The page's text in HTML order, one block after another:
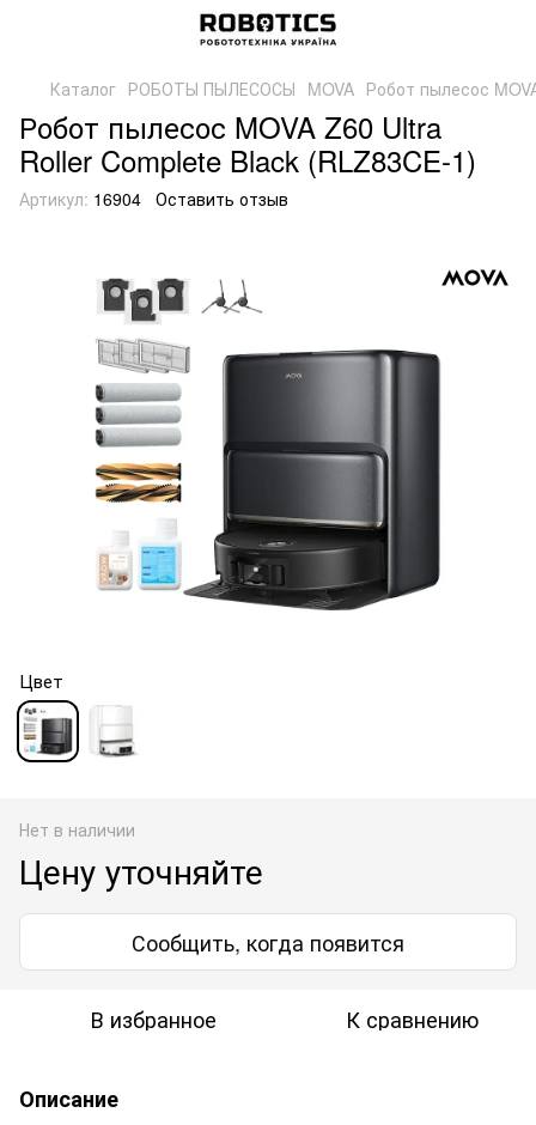
Каталог РОБОТЫ ПЫЛЕСОСЫ MOVA Робот пылесос
Робот пылесос MOVA Z60 Ultra
Roller Complete Black (RLZ83CE-1)
Артикул: 16904 Оставить отзыв
Цвет
Нет в наличии
Цену уточняйте
Сообщить, когда появится
В избранное К сравнению
Описание